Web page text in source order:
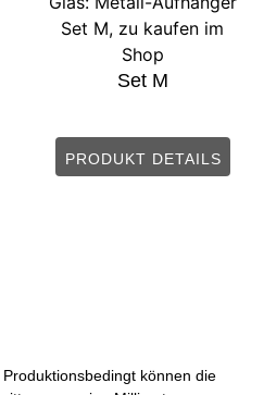
Set M
PRODUKT DETAILS
Produktionsbedingt können die